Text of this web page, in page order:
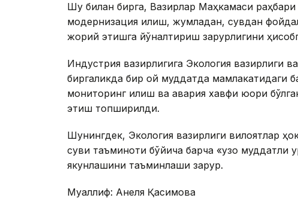
Шу билан бирга, Вазирлар Маҳкамаси
модернизация қилиш, жумладан, сувдан
жорий этишга йўналтириш зарурлигини
Индустрия вазирлигига Экология вазирлиги
биргаликда бир ой муддатда мамлакатидаги
мониторинг қилиш ва авария хавфи юқори
этиш топширилди.
Шунингдек, Экология вазирлиги вилоятлар
суви таъминоти бўйича барча «узоқ муддатли
якунлашини таъминлаши зарур.
Муаллиф: Анеля Қасимова